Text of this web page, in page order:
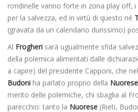
rondinelle vanno forte in zona play off,
per la salvezza, ed in virtù di questo né
(gravata da un calendario durissimo)
Al Frogheri sarà ugualmente sfida
della polemica alimentati dalle
a capire) del presidente Capponi, che
Budoni ha parlato proprio della Nuorese
merito delle polemiche, chi sbaglia al
parecchio: tanto la Nuorese (Rieti,